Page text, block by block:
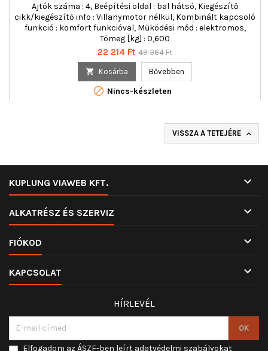
Ajtók száma : 4, Beépítési oldal : bal hátsó, Kiegészítő
cikk/kiegészítő info : Villanymotor nélkül, Kombinált kapcsoló
funkció : komfort funkcióval, Működési mód : elektromos,
Tömeg [kg] : 0,600
Ár
22 214 Ft Normál
49 364 Ft
 Kosárba Bővebben
 Nincs-készleten
VISSZA A TETEJÉRE 
KUPLUNG VIAWEB KFT. 
ALKATRÉSZ ÉS SZERVIZ 
FIÓKOD 
KAPCSOLAT 
HÍRLEVÉL
Elfogadom az ÁSZF-ben leírt adatvédelmi szabályokat